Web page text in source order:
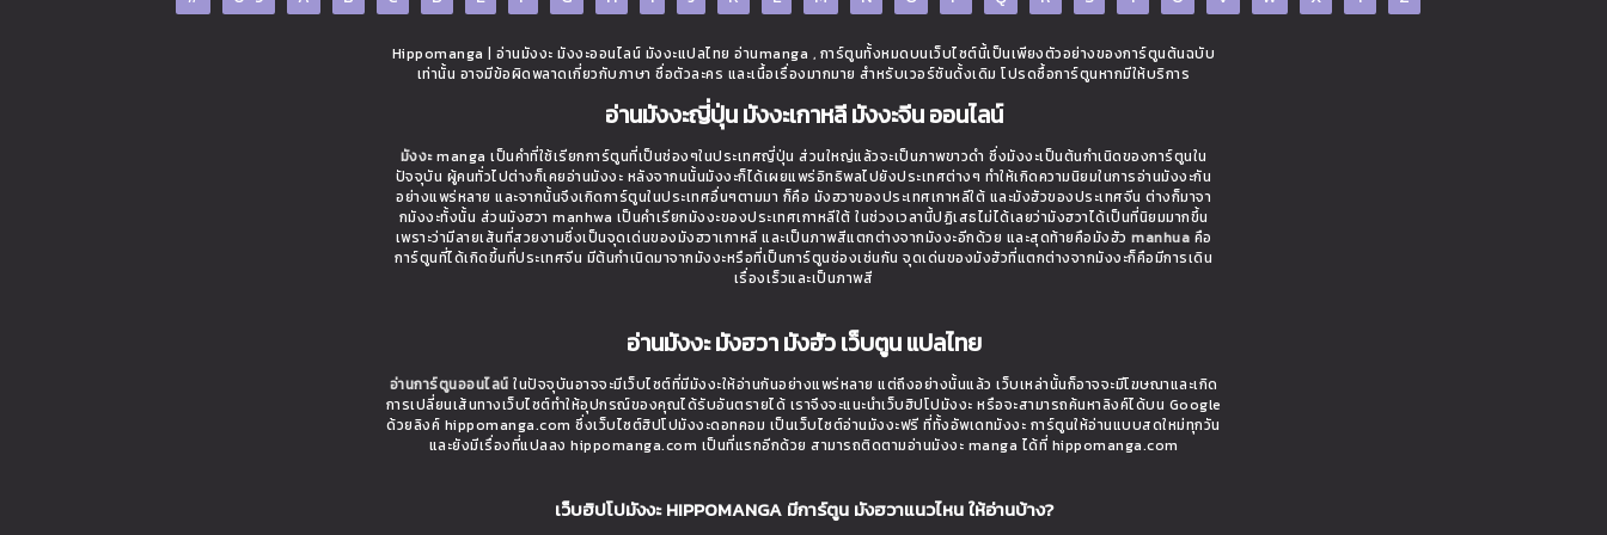
Hippomanga | อ่านมังงะ มังงะออนไลน์ มังงะแปลไทย อ่านmanga , การ์ตูนทั้งหมดบนเว็บไซต์นี้เป็นเพียงตัวอย่างของการ์ตูนต้นฉบับ
เท่านั้น อาจมีข้อผิดพลาดเกี่ยวกับภาษา ชื่อตัวละคร และเนื้อเรื่องมากมาย สำหรับเวอร์ชันดั้งเดิม โปรดซื้อการ์ตูนหากมีให้บริการ
อ่านมังงะญี่ปุ่น มังงะเกาหลี มังงะจีน ออนไลน์
มังงะmanga เป็นคำที่ใช้เรียกการ์ตูนที่เป็นช่องๆในประเทศญี่ปุ่น ส่วนใหญ่แล้วจะเป็นภาพขาวดำ ซึ่งมังงะเป็นต้นกำเนิดของการ์ตูนใน
ปัจจุบัน ผู้คนทั่วไปต่างก็เคยอ่านมังงะ หลังจากนนั้นมังงะก็ได้เผยแพร่อิทธิพลไปยังประเทศต่างๆ ทำให้เกิดความนิยมในการอ่านมังงะกัน
อย่างแพร่หลาย และจากนั้นจึงเกิดการ์ตูนในประเทศอื่นๆตามมา ก็คือ มังฮวาของประเทศเกาหลีใต้ และมังฮัวของประเทศจีน ต่างก็มาจา
กมังงะทั้งนั้น ส่วนมังฮวา manhwa เป็นคำเรียกมังงะของประเทศเกาหลีใต้ ในช่วงเวลานี้ปฏิเสธไม่ได้เลยว่ามังฮวาได้เป็นที่นิยมมากขึ้น
เพราะว่ามีลายเส้นที่สวยงามซึ่งเป็นจุดเด่นของมังฮวาเกาหลี และเป็นภาพสีแตกต่างจากมังงะอีกด้วย และสุดท้ายคือมังฮัว manhua คือ
การ์ตูนที่ได้เกิดขึ้นที่ประเทศจีน มีต้นกำเนิดมาจากมังงะหรือที่เป็นการ์ตูนช่องเช่นกัน จุดเด่นของมังฮัวที่แตกต่างจากมังงะก็คือมีการเดิน
เรื่องเร็วและเป็นภาพสี
อ่านมังงะ มังฮวา มังฮัว เว็บตูน แปลไทย
อ่านการ์ตูนออนไลน์ ในปัจจุบันอาจจะมีเว็บไซต์ที่มีมังงะให้อ่านกันอย่างแพร่หลาย แต่ถึงอย่างนั้นแล้ว เว็บเหล่านั้นก็อาจจะมีโฆษณาและเกิด
การเปลี่ยนเส้นทางเว็บไซต์ทำให้อุปกรณ์ของคุณได้รับอันตรายได้ เราจึงจะแนะนำเว็บฮิปโปมังงะ หรือจะสามารถค้นหาลิงค์ได้บน Google
ด้วยลิงค์ hippomanga.com ซึ่งเว็บไซต์ฮิปโปมังงะดอทคอม เป็นเว็บไซต์อ่านมังงะฟรี ที่ทั้งอัพเดทมังงะ การ์ตูนให้อ่านแบบสดใหม่ทุกวัน
และยังมีเรื่องที่แปลลง hippomanga.com เป็นที่แรกอีกด้วย สามารถติดตามอ่านมังงะ manga ได้ที่ hippomanga.com
เว็บฮิปโปมังงะ HIPPOMANGA มีการ์ตูน มังฮวาแนวไหน ให้อ่านบ้าง?